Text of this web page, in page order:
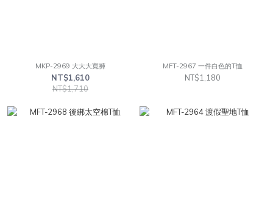
MKP-2969 大大大寬褲
NT$1,610
NT$1,710
MFT-2967 一件白色的T恤
NT$1,180